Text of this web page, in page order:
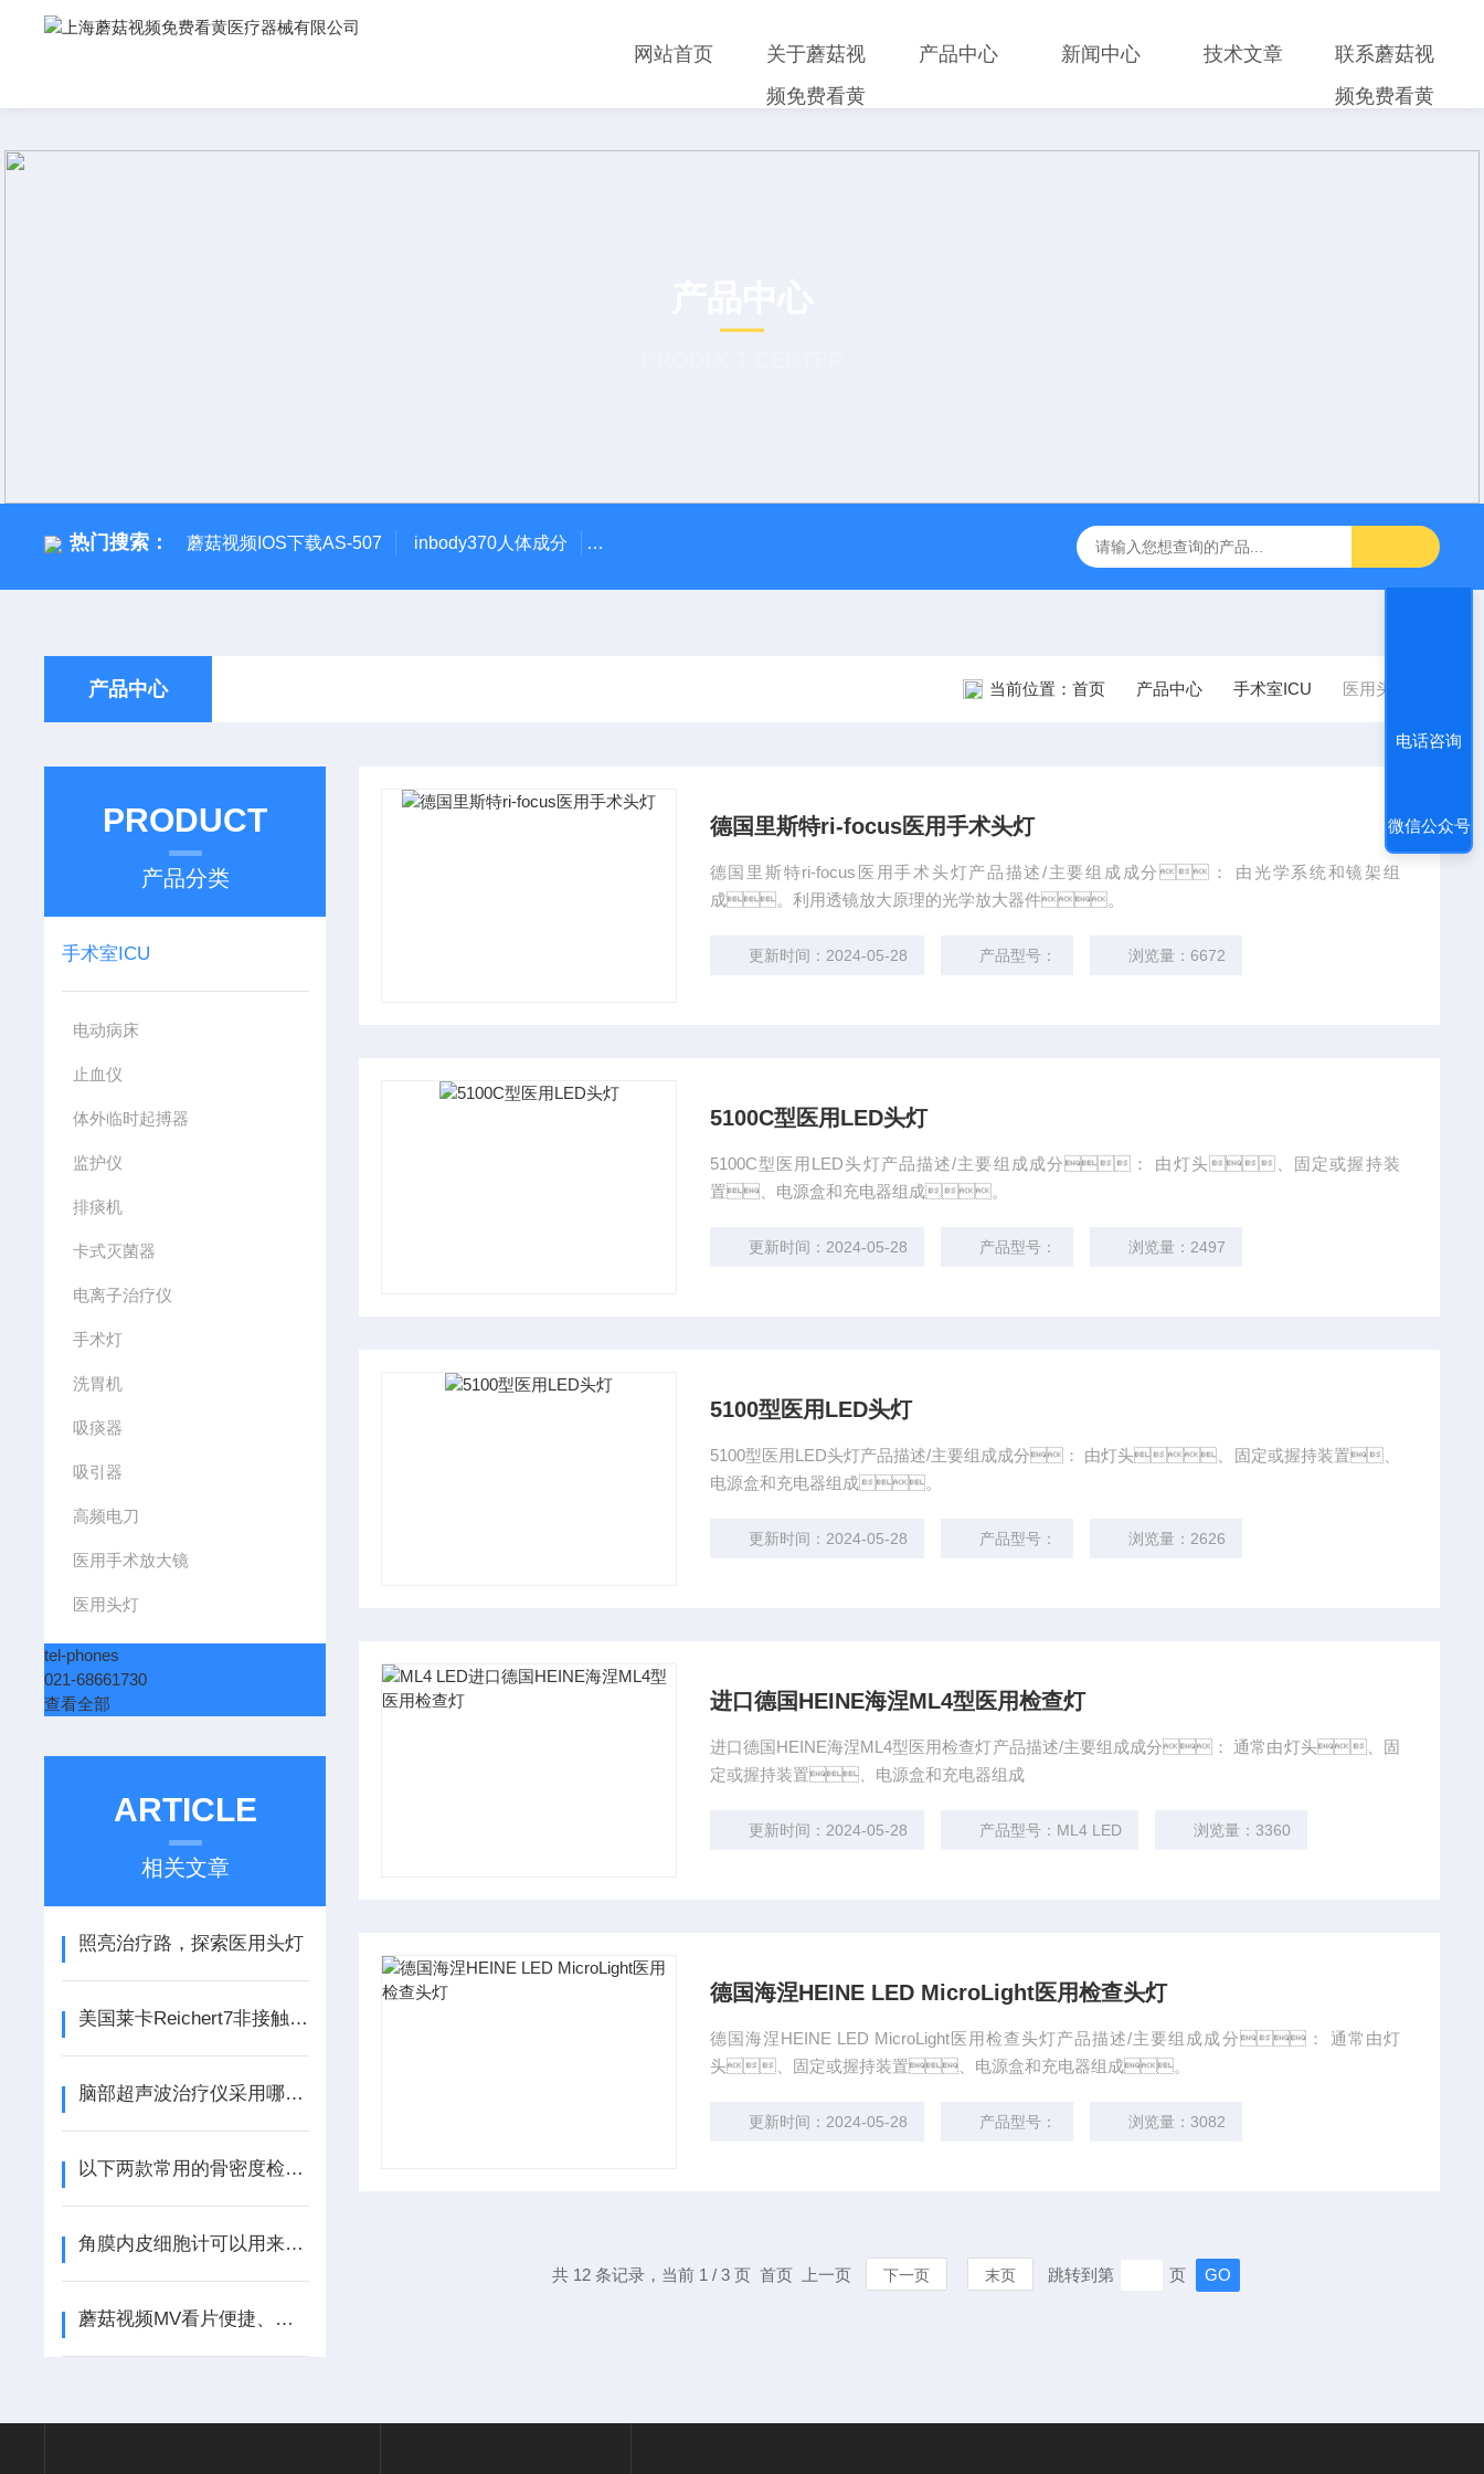
网站首页
关于蘑菇视
频免费看黄
产品中心 新闻中心 技术文章
联系蘑菇视
频免费看黄
热门搜索： 蘑菇视频IOS下载AS-507 inbody370人体成分 AR-1日本尼德克NIDEK ARK-1自动电脑验光仪 FT-1000非接触眼压计 inbody人体成分J30儿童型 飞利
产品中心 当前位置： 首页 产品中心 手术室ICU 医用头灯
PRODUCT
产品分类
手术室ICU
电动病床
止血仪
体外临时起搏器
监护仪
排痰机
卡式灭菌器
电离子治疗仪
手术灯
洗胃机
吸痰器
吸引器
高频电刀
医用手术放大镜
医用头灯
tel-phones
021-68661730
查看全部
ARTICLE
相关文章
照亮治疗路，探索医用头灯
美国莱卡Reichert7非接触眼压计的使用注意事项
脑部超声波治疗仪采用哪些治疗原理呢？
以下两款常用的骨密度检测仪区别在哪里呢？
角膜内皮细胞计可以用来分析哪些指标参数呢？
蘑菇视频MV看片便捷、易于操作
德国里斯特ri-focus医用手术头灯
德国里斯特ri-focus医用手术头灯产品描述/主要组成成分： 由光学系统和镜架组
成。利用透镜放大原理的光学放大器件。
更新时间：2024-05-28 产品型号： 浏览量：6672
5100C型医用LED头灯
5100C型医用LED头灯产品描述/主要组成成分： 由灯头、固定或握持装
置、电源盒和充电器组成。
更新时间：2024-05-28 产品型号： 浏览量：2497
5100型医用LED头灯
5100型医用LED头灯产品描述/主要组成成分： 由灯头、固定或握持装置、
电源盒和充电器组成。
更新时间：2024-05-28 产品型号： 浏览量：2626
进口德国HEINE海涅ML4型医用检查灯
进口德国HEINE海涅ML4型医用检查灯产品描述/主要组成成分： 通常由灯头、固
定或握持装置、电源盒和充电器组成
更新时间：2024-05-28 产品型号：ML4 LED 浏览量：3360
德国海涅HEINE LED MicroLight医用检查头灯
德国海涅HEINE LED MicroLight医用检查头灯产品描述/主要组成成分： 通常由灯
头、固定或握持装置、电源盒和充电器组成。
更新时间：2024-05-28 产品型号： 浏览量：3082
共 12 条记录，当前 1 / 3 页 首页 上一页 下一页 末页 跳转到第 页
电话咨询
微信公众号